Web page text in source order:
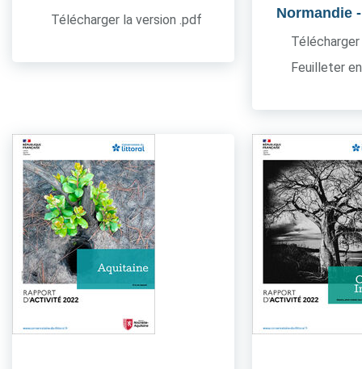
Télécharger la version .pdf
Normandie
Feuilleter